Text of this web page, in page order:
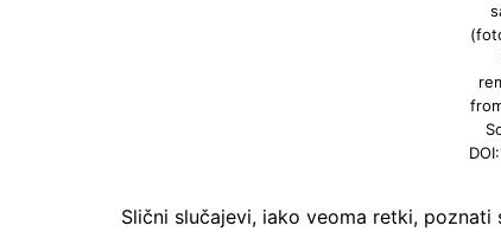
Slični slučajevi, iako veoma retki,